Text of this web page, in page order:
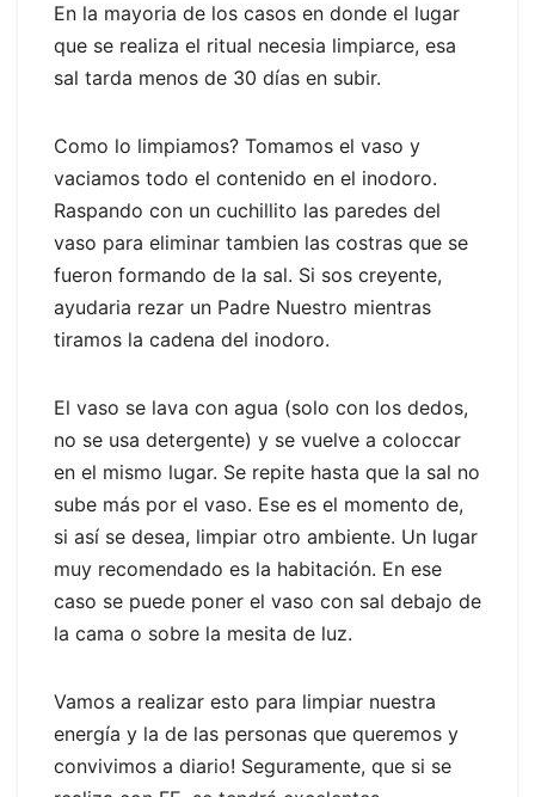
En la mayoria de los casos en donde el lugar
que se realiza el ritual necesia limpiarce, esa
sal tarda menos de 30 días en subir.
Como lo limpiamos? Tomamos el vaso y
vaciamos todo el contenido en el inodoro.
Raspando con un cuchillito las paredes del
vaso para eliminar tambien las costras que se
fueron formando de la sal. Si sos creyente,
ayudaria rezar un Padre Nuestro mientras
tiramos la cadena del inodoro.
El vaso se lava con agua (solo con los dedos,
no se usa detergente) y se vuelve a coloccar
en el mismo lugar. Se repite hasta que la sal no
sube más por el vaso. Ese es el momento de,
si así se desea, limpiar otro ambiente. Un lugar
muy recomendado es la habitación. En ese
caso se puede poner el vaso con sal debajo de
la cama o sobre la mesita de luz.
Vamos a realizar esto para limpiar nuestra
energía y la de las personas que queremos y
convivimos a diario! Seguramente, que si se